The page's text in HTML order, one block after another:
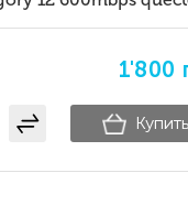
gl 5w10v25820
1'800
Купить